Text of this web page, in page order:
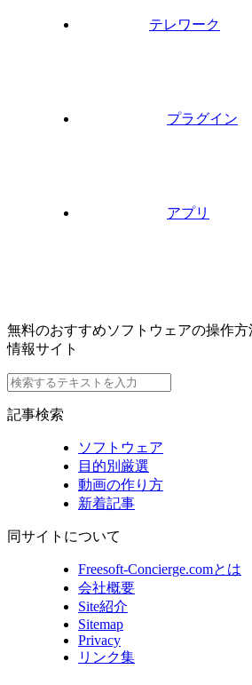
テレワーク
プラグイン
アプリ
無料のおすすめソフトウェアの操作方
情報サイト
記事検索
ソフトウェア
目的別厳選
動画の作り方
新着記事
同サイトについて
Freesoft-Concierge.comとは
会社概要
Site紹介
Sitemap
Privacy
リンク集